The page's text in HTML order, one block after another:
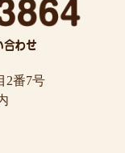
2番7号